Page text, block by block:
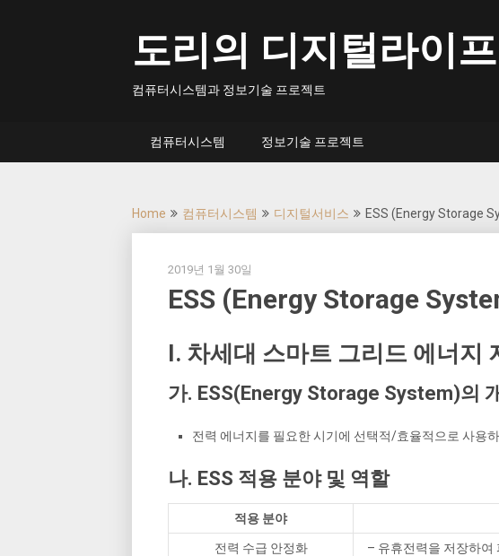
도리의 디지털라이프
컴퓨터시스템과 정보기술 프로젝트
컴퓨터시스템 정보기술 프로젝트
Home 컴퓨터시스템 디지털서비스 ESS (Energy Storage
2019년 1월 30일
ESS (Energy Storage
I. 차세대 스마트 그리드 에너지
가. ESS(Energy Storage System)의
전력 에너지를 필요한 시기에 선택적/효율적으로 사용
나. ESS 적용 분야 및 역할
적용 분야
전력 수급 안정화 – 유휴전력을 저장하여